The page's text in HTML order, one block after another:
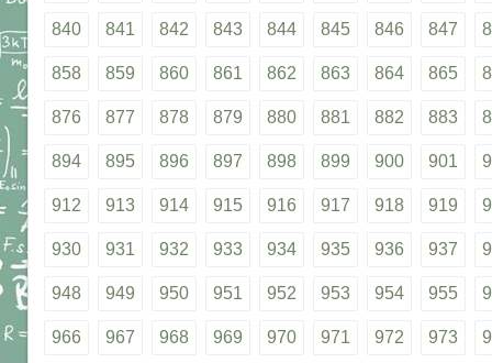
840 841 842 843 844 845 846 847
858 859 860 861 862 863 864 865
876 877 878 879 880 881 882 883
894 895 896 897 898 899 900 901
912 913 914 915 916 917 918 919
930 931 932 933 934 935 936 937
948 949 950 951 952 953 954 955
966 967 968 969 970 971 972 973